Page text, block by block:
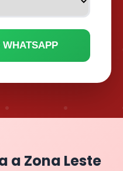
a Zona Leste